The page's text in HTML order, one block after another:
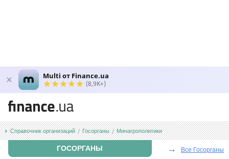
Multi от Finance.ua
(8,9K+)
Справочник организаций Госорганы Минагрополитики
ГОСОРГАНЫ → Все Госорганы